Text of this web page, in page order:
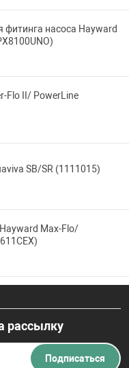
фитинга насоса Hayward
Flo II/ PowerLine
SB/SR (1111015)
Max-Flo/
рассылку
Подписаться